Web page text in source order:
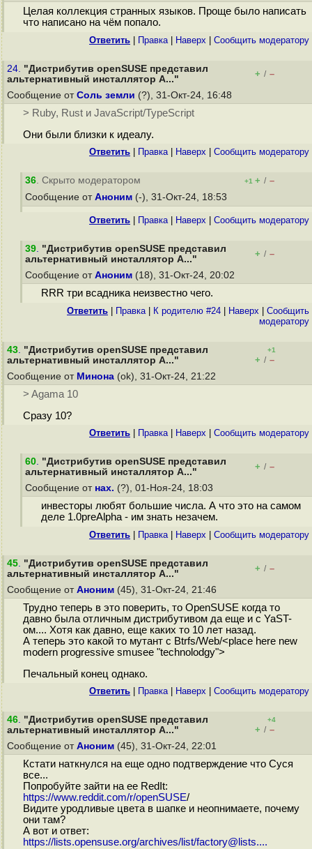
Целая коллекция странных языков. Проще было написать
что написано на чём попало.
Ответить Правка| Наверх Cообщить модератору
24. "Дистрибутив openSUSE представил
альтернативный инсталлятор A..."
+ / –
Сообщение от Соль земли (?), 31-Окт-24, 16:48
> Ruby, Rust и JavaScript/TypeScript
Они были близки к идеалу.
Ответить Правка| Наверх Cообщить модератору
36. Скрыто модератором +1 + / –
Сообщение от Аноним (-), 31-Окт-24, 18:53
Ответить Правка| Наверх Cообщить модератору
39. "Дистрибутив openSUSE представил
альтернативный инсталлятор A..."
+ / –
Сообщение от Аноним (18), 31-Окт-24, 20:02
RRR три всадника неизвестно чего.
Ответить Правка| К родителю #24 Наверх
Cообщить
модератору
43. "Дистрибутив openSUSE представил
альтернативный инсталлятор A..."
+1
+ / –
Сообщение от Минона (ok), 31-Окт-24, 21:22
> Agama 10
Сразу 10?
Ответить Правка| Наверх Cообщить модератору
60. "Дистрибутив openSUSE представил
альтернативный инсталлятор A..."
+ / –
Сообщение от нах. (?), 01-Ноя-24, 18:03
инвесторы любят большие числа. А что это на самом
деле 1.0preAlpha - им знать незачем.
Ответить Правка| Наверх Cообщить модератору
45. "Дистрибутив openSUSE представил
альтернативный инсталлятор A..."
+ / –
Сообщение от Аноним (45), 31-Окт-24, 21:46
Трудно теперь в это поверить, то OpenSUSE когда то
давно была отличным дистрибутивом да еще и с YaST-
ом.... Хотя как давно, еще каких то 10 лет назад.
А теперь это какой то мутант с Btrfs/Web/<place here new
modern progressive smusee "technolodgy">
Печальный конец однако.
Ответить Правка| Наверх Cообщить модератору
46. "Дистрибутив openSUSE представил
альтернативный инсталлятор A..."
+4
+ / –
Сообщение от Аноним (45), 31-Окт-24, 22:01
Кстати наткнулся на еще одно подтверждение что Суся
все...
Попробуйте зайти на ее RedIt:
https://www.reddit.com/r/openSUSE/
Видите уродливые цвета в шапке и неопнимаете, почему
они там?
А вот и ответ:
https://lists.opensuse.org/archives/list/factory@lists....